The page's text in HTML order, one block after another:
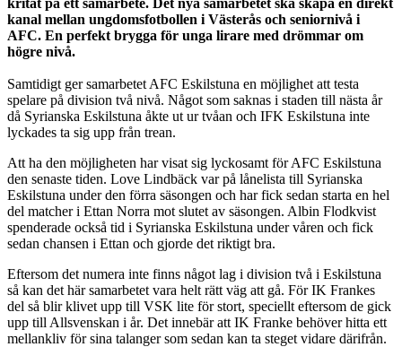
kanal mellan ungdomsfotbollen i Västerås och seniornivå i
AFC. En perfekt brygga för unga lirare med drömmar om
högre nivå.
Samtidigt ger samarbetet AFC Eskilstuna en möjlighet att testa
spelare på division två nivå. Något som saknas i staden till nästa år
då Syrianska Eskilstuna åkte ut ur tvåan och IFK Eskilstuna inte
lyckades ta sig upp från trean.
Att ha den möjligheten har visat sig lyckosamt för AFC Eskilstuna
den senaste tiden. Love Lindbäck var på lånelista till Syrianska
Eskilstuna under den förra säsongen och har fick sedan starta en hel
del matcher i Ettan Norra mot slutet av säsongen. Albin Flodkvist
spenderade också tid i Syrianska Eskilstuna under våren och fick
sedan chansen i Ettan och gjorde det riktigt bra.
Eftersom det numera inte finns något lag i division två i Eskilstuna
så kan det här samarbetet vara helt rätt väg att gå. För IK Frankes
del så blir klivet upp till VSK lite för stort, speciellt eftersom de gick
upp till Allsvenskan i år. Det innebär att IK Franke behöver hitta ett
mellankliv för sina talanger som sedan kan ta steget vidare därifrån.